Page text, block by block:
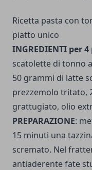
Ricetta pasta con
piatto unico
INGREDIENTI per
scatolette di tonno
50 grammi di latte
prezzemolo tritato,
grattugiato, olio
PREPARAZIONE:
15 minuti una
scremato. Nel
antiaderente fate